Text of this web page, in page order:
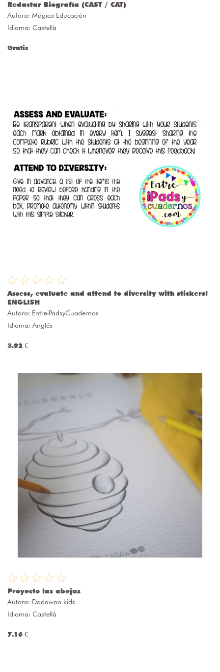
Redactar Biografía (CAST / CAT)
Autora: Mágica Educación
Idioma: Castellà
Gratis
Assess, evaluate and attend to diversity with stickers!
ENGLISH
Autora: EntreiPadsyCuadernos
Idioma: Anglés
3.92 €
Proyecto las abejas
Autora: Dadawoo kids
Idioma: Castellà
7.16 €